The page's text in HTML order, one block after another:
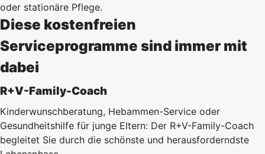
oder stationäre Pflege.
Diese kostenfreien
Serviceprogramme sind immer mit
dabei
R+V-Family-Coach
Kinderwunschberatung, Hebammen-Service oder
Gesundheitshilfe für junge Eltern: Der R+V-Family-Coach
begleitet Sie durch die schönste und herausforderndste